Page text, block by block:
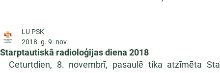
ESF projekti
Starptautiskā radioloģijas diena 2018
LU PSK
2018. g. 9. nov.
Ceturtdien, 8. novembrī, pasaulē tika atzīmēta